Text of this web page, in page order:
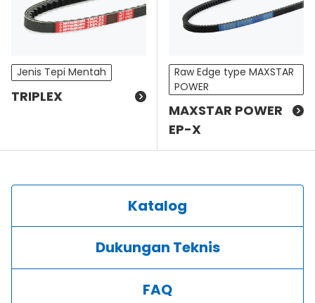
Jenis Tepi Mentah
TRIPLEX
Raw Edge type MAXSTAR
POWER
MAXSTAR POWER
EP-X
Katalog
Dukungan Teknis
FAQ